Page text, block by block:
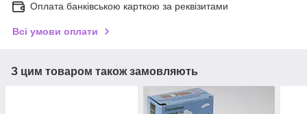
Оплата банківською карткою за реквізитами
Всі умови оплати
З цим товаром також замовляють